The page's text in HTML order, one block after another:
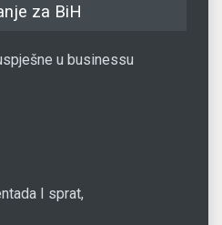
za BiH
u businessu
I sprat,